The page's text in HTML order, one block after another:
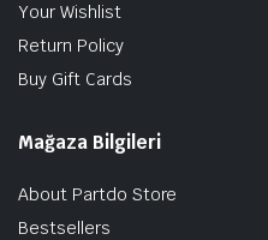
Your Wishlist
Return Policy
Buy Gift Cards
Mağaza Bilgileri
About Partdo Store
Bestsellers